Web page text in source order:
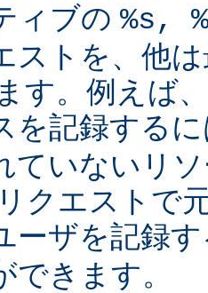
ィブの %s,
ストを、他
す。例えば
を記録する
ていないリ
クエストで
ーザを記録
きます。